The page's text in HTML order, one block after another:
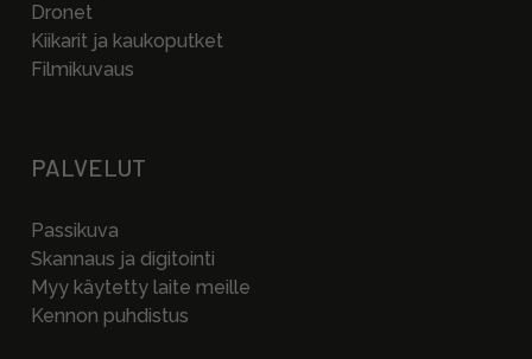
Dronet
Kiikarit ja kaukoputket
Filmikuvaus
PALVELUT
Passikuva
Skannaus ja digitointi
Myy käytetty laite meille
Kennon puhdistus